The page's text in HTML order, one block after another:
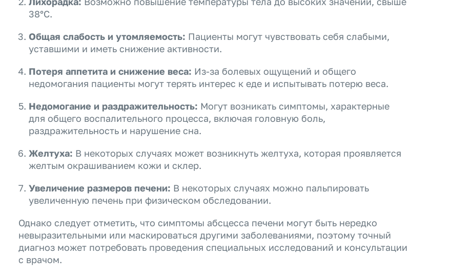
38°C.
Общая слабость и утомляемость: Пациенты могут чувствовать себя слабыми,
уставшими и иметь снижение активности.
Потеря аппетита и снижение веса: Из-за болевых ощущений и общего
недомогания пациенты могут терять интерес к еде и испытывать потерю веса.
Недомогание и раздражительность: Могут возникать симптомы, характерные
для общего воспалительного процесса, включая головную боль,
раздражительность и нарушение сна.
Желтуха: В некоторых случаях может возникнуть желтуха, которая проявляется
желтым окрашиванием кожи и склер.
Увеличение размеров печени: В некоторых случаях можно пальпировать
увеличенную печень при физическом обследовании.
Однако следует отметить, что симптомы абсцесса печени могут быть нередко
невыразительными или маскироваться другими заболеваниями, поэтому точный
диагноз может потребовать проведения специальных исследований и консультации
с врачом.